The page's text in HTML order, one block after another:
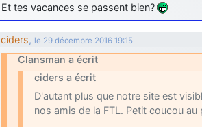
Et tes vacances se passent bien?
ciders, le 29 décembre 2016 19:15
Clansman a écrit
ciders a écrit
D'autant plus que notre site est
nos amis de la FTL. Petit coucou au